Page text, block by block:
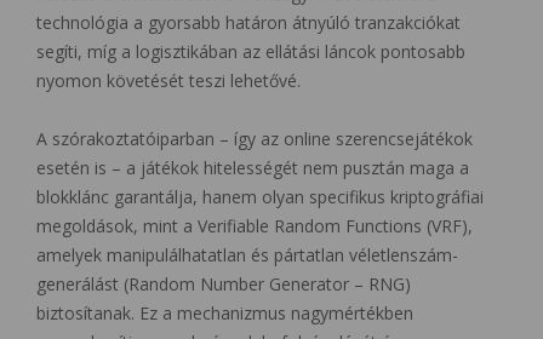
technológia a gyorsabb határon átnyúló tranzakciókat
segíti, míg a logisztikában az ellátási láncok pontosabb
nyomon követését teszi lehetővé.
A szórakoztatóiparban – így az online szerencsejátékok
esetén is – a játékok hitelességét nem pusztán maga a
blokklánc garantálja, hanem olyan specifikus kriptográfiai
megoldások, mint a Verifiable Random Functions (VRF),
amelyek manipulálhatatlan és pártatlan véletlenszám-
generálást (Random Number Generator – RNG)
biztosítanak. Ez a mechanizmus nagymértékben